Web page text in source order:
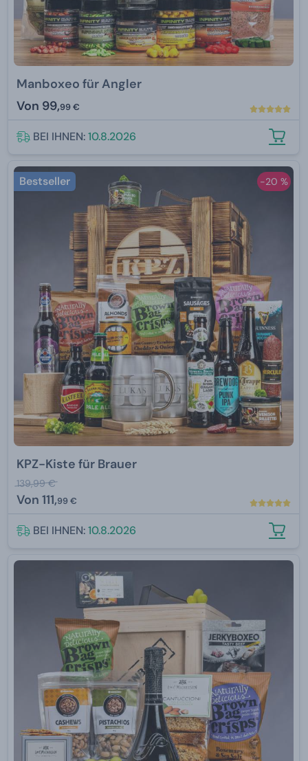
Manboxeo für Angler
Von 99,99 €
BEI IHNEN:10.8.2026
-20 %
Bestseller
KPZ-Kiste für Brauer
139,99 €
Von 111,99 €
BEI IHNEN:10.8.2026